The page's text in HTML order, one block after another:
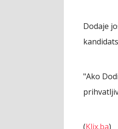
Dodaje
"Ako
(Klix.ba)